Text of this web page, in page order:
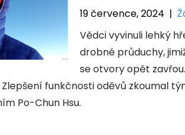
19 července, 2024 |
Vědci vyvinuli lehký
drobné průduchy,
se otvory opět
funkčnosti oděvů zkoumal
Po-Chun Hsu.